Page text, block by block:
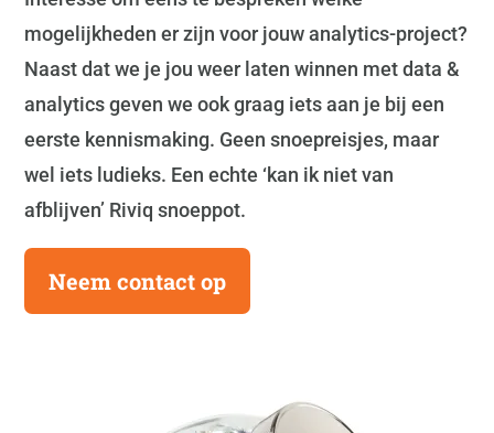
mogelijkheden er zijn voor jouw analytics-project?
Naast dat we je jou weer laten winnen met data &
analytics geven we ook graag iets aan je bij een
eerste kennismaking. Geen snoepreisjes, maar
wel iets ludieks. Een echte ‘kan ik niet van
afblijven’ Riviq snoeppot.
Neem contact op